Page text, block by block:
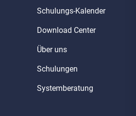
Schulungs-Kalender
Download Center
Über uns
Schulungen
Systemberatung